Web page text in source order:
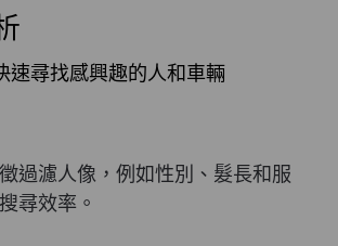
速尋找感興趣的人和車輛
過濾人像，例如性別、髮長和服
尋效率。